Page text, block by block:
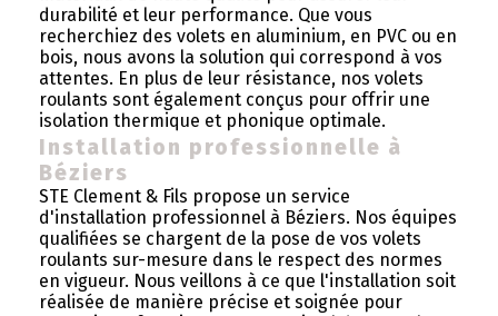
durabilité et leur performance. Que vous
recherchiez des volets en aluminium, en PVC ou en
bois, nous avons la solution qui correspond à vos
attentes. En plus de leur résistance, nos volets
roulants sont également conçus pour offrir une
isolation thermique et phonique optimale.
Installation professionnelle à
Béziers
STE Clement & Fils propose un service
d'installation professionnel à Béziers. Nos équipes
qualifiées se chargent de la pose de vos volets
roulants sur-mesure dans le respect des normes
en vigueur. Nous veillons à ce que l'installation soit
réalisée de manière précise et soignée pour